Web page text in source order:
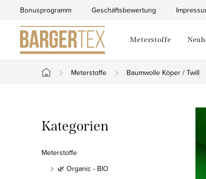
springen
Bonusprogramm Geschäftsbewertung
Meterstoffe
Startseite
Meterstoffe Baumwolle Köper / Twill
e
i
Kategorien
überspringen
Kategorien
Meterstoffe
🌿 Organic - BIO